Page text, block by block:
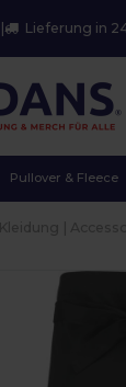
Lieferung in
Pullover & Fleece